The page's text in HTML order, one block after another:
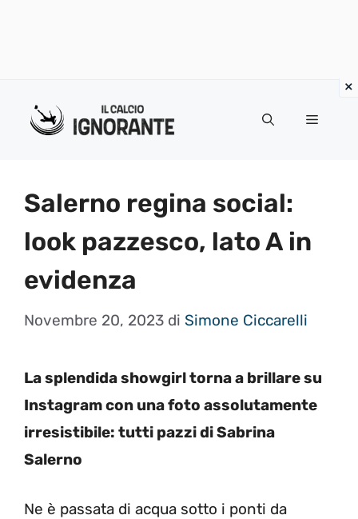
Menu
Salerno regina social:
look pazzesco, lato A in
evidenza
Novembre 20, 2023 di Simone Ciccarelli
La splendida showgirl torna a brillare su
Instagram con una foto assolutamente
irresistibile: tutti pazzi di Sabrina
Salerno
Ne è passata di acqua sotto i ponti da